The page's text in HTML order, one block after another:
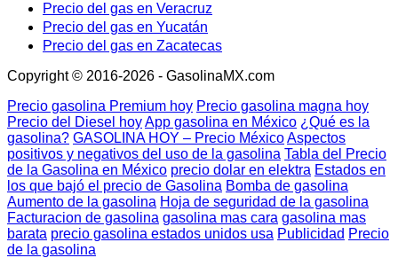
Precio del gas en Veracruz
Precio del gas en Yucatán
Precio del gas en Zacatecas
Copyright © 2016-2026 - GasolinaMX.com
Precio gasolina Premium hoy Precio gasolina magna hoy
Precio del Diesel hoyApp gasolina en México ¿Qué es la
gasolina? GASOLINA HOY – Precio MéxicoAspectos
positivos y negativos del uso de la gasolina Tabla del Precio
de la Gasolina en México precio dolar en elektra Estados en
los que bajó el precio de Gasolina Bomba de gasolina
Aumento de la gasolina Hoja de seguridad de la gasolina
Facturacion de gasolina gasolina mas cara gasolina mas
barata precio gasolina estados unidos usa Publicidad Precio
de la gasolina